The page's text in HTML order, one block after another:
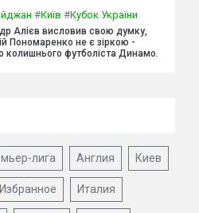
#Київ #Кубок України
Алієв висловив свою думку,
Пономаренко не є зіркою -
колишнього футболіста Динамо.
лига Англия Киев
Избранное Италия